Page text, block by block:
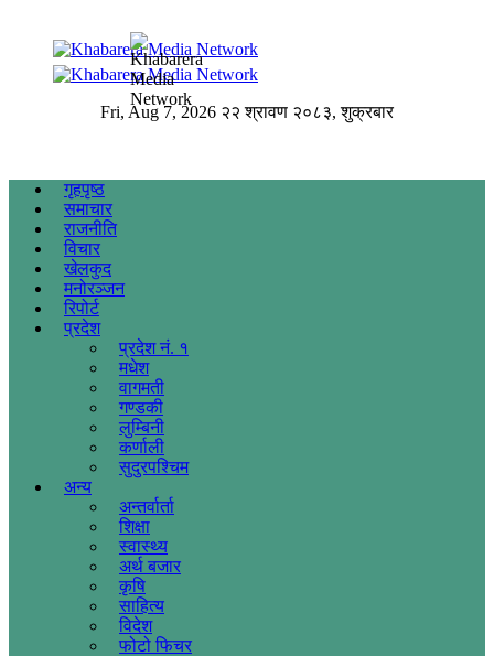
Fri, Aug 7, 2026 २२ श्रावण २०८३, शुक्रबार
गृहपृष्ठ
समाचार
राजनीति
विचार
खेलकुद
मनोरञ्जन
रिपोर्ट
प्रदेश
प्रदेश नं. १
मधेश
वागमती
गण्डकी
लुम्बिनी
कर्णाली
सुदुरपश्चिम
अन्य
अन्तर्वार्ता
शिक्षा
स्वास्थ्य
अर्थ बजार
कृषि
साहित्य
विदेश
फोटो फिचर